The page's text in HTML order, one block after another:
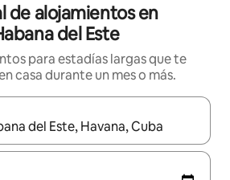
de alojamientos en
del Este
para estadías largas que te
casa durante un mes o más.
estén disponibles, navega con las